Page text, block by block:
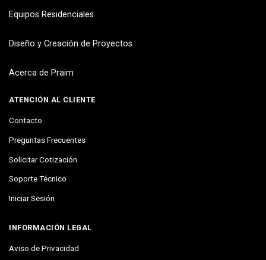
Equipos Residenciales
Diseño y Creación de Proyectos
Acerca de Praim
ATENCIÓN AL CLIENTE
Contacto
Preguntas Frecuentes
Solicitar Cotización
Soporte Técnico
Iniciar Sesión
INFORMACIÓN LEGAL
Aviso de Privacidad